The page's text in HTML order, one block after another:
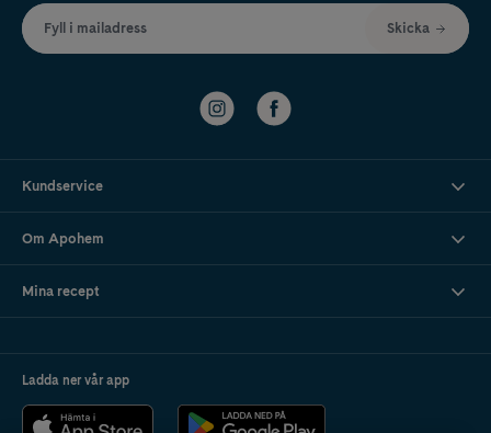
Fyll i mailadress Skicka
Kundservice
Om Apohem
Mina recept
Ladda ner vår app